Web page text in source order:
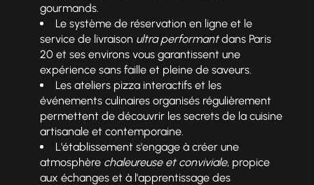
gourmands.
Le système de réservation en ligne et le
service de livraison ultra performantdans Paris
20 et ses environs vous garantissent une
expérience sans faille et pleine de saveurs.
Les ateliers pizza interactifs et les
événements culinaires organisés régulièrement
permettent de découvrir les secrets de la cuisine
artisanale et contemporaine.
L'établissement s'engage à créer une
atmosphère chaleureuse et conviviale, propice
aux échanges et à l'apprentissage des